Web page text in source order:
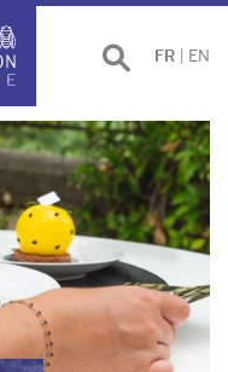
Effectuer
une
FR EN